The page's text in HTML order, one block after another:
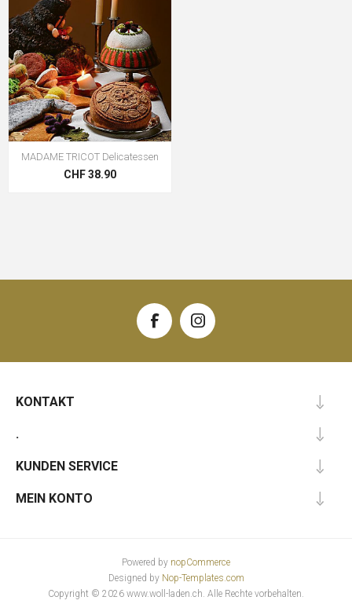
MADAME TRICOT Delicatessen
CHF 38.90
KONTAKT
.
KUNDEN SERVICE
MEIN KONTO
Powered by nopCommerce
Designed by Nop-Templates.com
Copyright © 2026 www.woll-laden.ch. Alle Rechte vorbehalten.